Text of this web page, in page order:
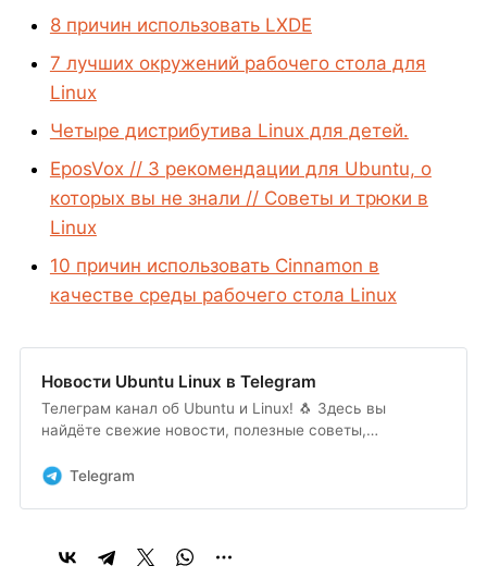
8 причин использовать LXDE
7 лучших окружений рабочего стола для
Linux
Четыре дистрибутива Linux для детей.
EposVox // 3 рекомендации для Ubuntu, о
которых вы не знали // Советы и трюки в
Linux
10 причин использовать Cinnamon в
качестве среды рабочего стола Linux
Новости Ubuntu Linux в Telegram
Телеграм канал об Ubuntu и Linux! 🐧 Здесь вы
найдёте свежие новости, полезные советы,
обновлений. Подписывайтесь, чтобы изучать Linux,
Telegram